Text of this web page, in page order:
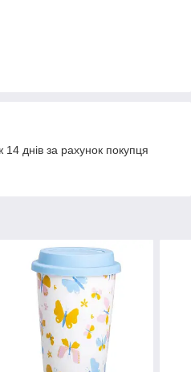
днів за рахунок покупця